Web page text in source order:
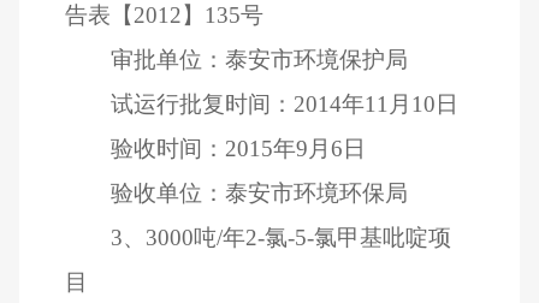
告表【2012】 135号
审批单位：泰安市环境保护局
试运行批复时间： 2014年11 月 10 日
验收时间： 2015年9 月 6 日
验收单位：泰安市环境环保局
3、 3000吨/年2-氯-5-氯甲基吡啶项
目